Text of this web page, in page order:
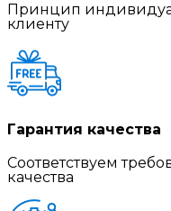
Принцип
клиенту
Гарантия качества
Соответствуем
качества